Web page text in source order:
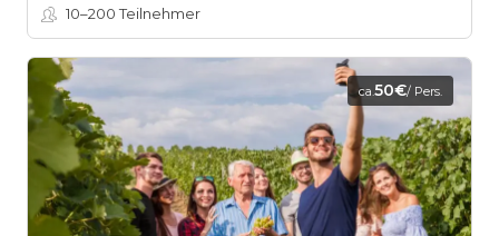
10–200Teilnehmer
ca.50€/ Pers.